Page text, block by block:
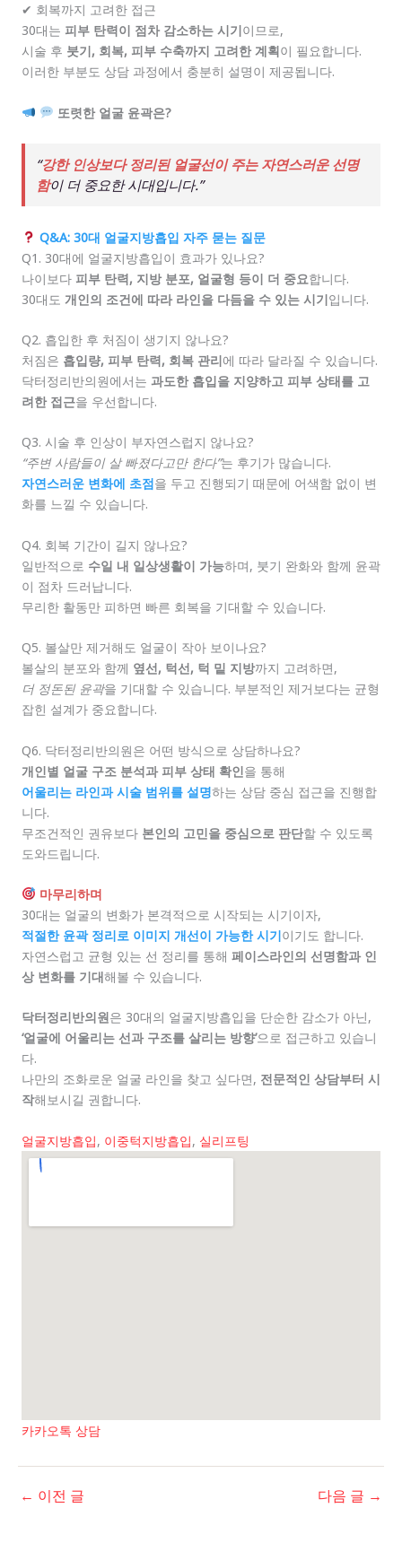
✔ 회복까지 고려한 접근
30대는 피부 탄력이 점차 감소하는 시기이므로,
시술 후 붓기, 회복, 피부 수축까지 고려한 계획이 필요합니다.
이러한 부분도 상담 과정에서 충분히 설명이 제공됩니다.
또렷한 얼굴 윤곽은?
“강한 인상보다 정리된 얼굴선이 주는 자연스러운 선명
함이 더 중요한 시대입니다.”
Q&A: 30대 얼굴지방흡입 자주 묻는 질문
Q1. 30대에 얼굴지방흡입이 효과가 있나요?
나이보다 피부 탄력, 지방 분포, 얼굴형 등이 더 중요합니다.
30대도 개인의 조건에 따라 라인을 다듬을 수 있는 시기입니다.
Q2. 흡입한 후 처짐이 생기지 않나요?
처짐은 흡입량, 피부 탄력, 회복 관리에 따라 달라질 수 있습니다.
닥터정리반의원에서는 과도한 흡입을 지양하고 피부 상태를 고
려한 접근을 우선합니다.
Q3. 시술 후 인상이 부자연스럽지 않나요?
“주변 사람들이 살 빠졌다고만 한다”는 후기가 많습니다.
자연스러운 변화에 초점을 두고 진행되기 때문에 어색함 없이 변
화를 느낄 수 있습니다.
Q4. 회복 기간이 길지 않나요?
일반적으로 수일 내 일상생활이 가능하며, 붓기 완화와 함께 윤곽
이 점차 드러납니다.
무리한 활동만 피하면 빠른 회복을 기대할 수 있습니다.
Q5. 볼살만 제거해도 얼굴이 작아 보이나요?
볼살의 분포와 함께 옆선, 턱선, 턱 밑 지방까지 고려하면,
더 정돈된 윤곽을 기대할 수 있습니다. 부분적인 제거보다는 균형
잡힌 설계가 중요합니다.
Q6. 닥터정리반의원은 어떤 방식으로 상담하나요?
개인별 얼굴 구조 분석과 피부 상태 확인을 통해
어울리는 라인과 시술 범위를 설명하는 상담 중심 접근을 진행합
니다.
무조건적인 권유보다 본인의 고민을 중심으로 판단할 수 있도록
도와드립니다.
마무리하며
30대는 얼굴의 변화가 본격적으로 시작되는 시기이자,
적절한 윤곽 정리로 이미지 개선이 가능한 시기이기도 합니다.
자연스럽고 균형 있는 선 정리를 통해 페이스라인의 선명함과 인
상 변화를 기대해볼 수 있습니다.
닥터정리반의원은 30대의 얼굴지방흡입을 단순한 감소가 아닌,
‘얼굴에 어울리는 선과 구조를 살리는 방향’으로 접근하고 있습니
다.
나만의 조화로운 얼굴 라인을 찾고 싶다면, 전문적인 상담부터 시
작해보시길 권합니다.
얼굴지방흡입, 이중턱지방흡입, 실리프팅
카카오톡 상담
← 이전 글 다음 글 →